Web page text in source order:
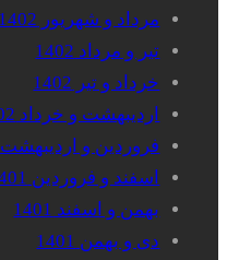
مرداد و شهریور 1402
تیر و مرداد 1402
خرداد و تیر 1402
اردیبهشت و خرداد 1402
فروردین و اردیبهشت 1402
اسفند و فروردین 1401
بهمن و اسفند 1401
دی و بهمن 1401